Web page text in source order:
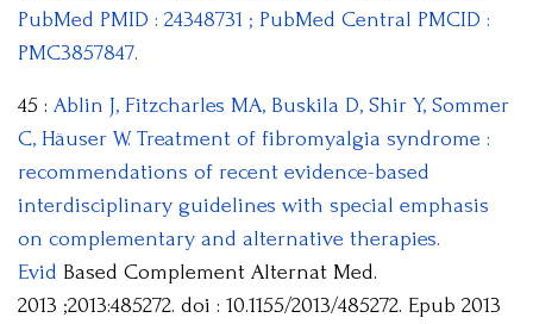
PubMed PMID : 24348731 ; PubMed Central PMCID :
PMC3857847.
45 : Ablin J, Fitzcharles MA, Buskila D, Shir Y, Sommer
C, Häuser W. Treatment of fibromyalgia syndrome :
recommendations of recent evidence-based
interdisciplinary guidelines with special emphasis
on complementary and alternative therapies.
Evid Based Complement Alternat Med.
2013 ;2013:485272. doi : 10.1155/2013/485272. Epub 2013